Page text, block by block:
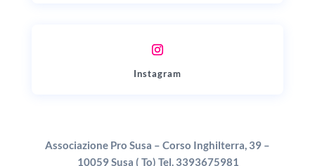
Instagram
Associazione Pro Susa – Corso Inghilterra, 39 –
10059 Susa ( To) Tel. 3393675981